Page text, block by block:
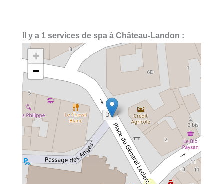
Il y a 1 services de spa à Château-Landon :
+
−